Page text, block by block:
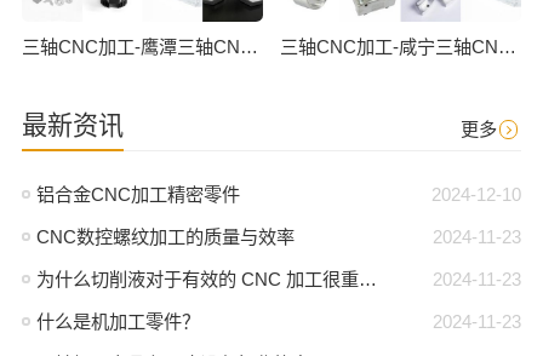
三轴CNC加工-鹰潭三轴CNC数控加工 三轴CNC加工-咸宁三轴CNC数控加工
最新资讯 更多
2024-12-10
铝合金CNC加工精密零件
2024-11-23
CNC数控螺纹加工的质量与效率
2024-11-23
为什么切削液对于有效的 CNC 加工很重要？
2024-11-23
什么是机加工零件？